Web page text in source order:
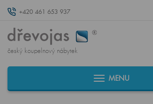
+420 461 653 937
český koupelnový nábytek
MENU